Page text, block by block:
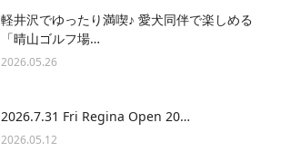
軽井沢でゆったり満喫♪ 愛犬同伴で楽しめる
「晴山ゴルフ場…
2026.05.26
2026.7.31 Fri Regina Open 20…
2026.05.12